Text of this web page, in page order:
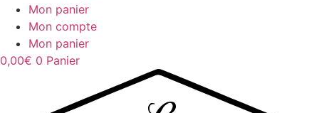
Mon panier
Mon compte
Mon panier
0,00€ 0 Panier